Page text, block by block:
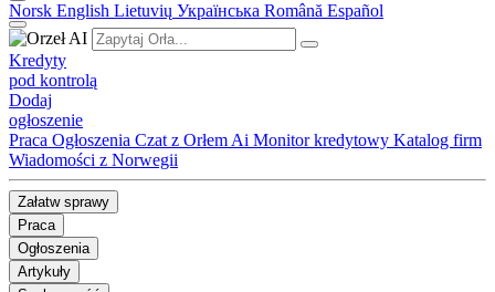
Norsk English Lietuvių Українська Română Español
Kredyty
pod kontrolą
Dodaj
ogłoszenie
Praca Ogłoszenia Czat z Orłem Ai Monitor kredytowy Katalog firm
Wiadomości z Norwegii
Załatw sprawy
Praca
Ogłoszenia
Artykuły